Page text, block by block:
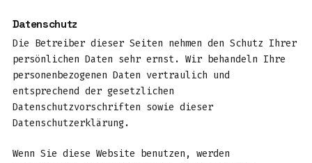
Datenschutz
Die Betreiber dieser Seiten nehmen den Schutz Ihrer
persönlichen Daten sehr ernst. Wir behandeln Ihre
personenbezogenen Daten vertraulich und
entsprechend der gesetzlichen
Datenschutzvorschriften sowie dieser
Datenschutzerklärung.
Wenn Sie diese Website benutzen, werden